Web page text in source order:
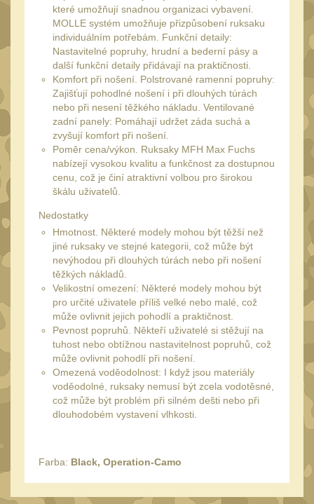
Adaptéry a risery 40
Boční montáže11
Montáže pro optiku 179
1" Picatinny
1" Dovetail 13
30mm Picatinny47
30mm Dovetail
34mm31
Montáže pre kolimátory
Ostatní13
Montáže na hlaveň
Montáže pro svítilny 18
Předpažbí56
Pre AK11
Pre M4/AR15
Ostatní 14
které umožňují snadnou organizaci vybavení.
MOLLE systém umožňuje přizpůsobení ruksaku
individuálním potřebám. Funkční detaily:
Nastavitelné popruhy, hrudní a bederní pásy a
další funkční detaily přidávají na praktičnosti.
Komfort při nošení. Polstrované ramenní popruhy:
Zajišťují pohodlné nošení i při dlouhých túrách
nebo při nesení těžkého nákladu. Ventilované
zadní panely: Pomáhají udržet záda suchá a
zvyšují komfort při nošení.
Poměr cena/výkon. Ruksaky MFH Max Fuchs
nabízejí vysokou kvalitu a funkčnost za dostupnou
cenu, což je činí atraktivní volbou pro širokou
škálu uživatelů.
Nedostatky
Hmotnost. Některé modely mohou být těžší než
jiné ruksaky ve stejné kategorii, což může být
nevýhodou při dlouhých túrách nebo při nošení
těžkých nákladů.
Velikostní omezení: Některé modely mohou být
pro určité uživatele příliš velké nebo malé, což
může ovlivnit jejich pohodlí a praktičnost.
Pevnost popruhů. Někteří uživatelé si stěžují na
tuhost nebo obtížnou nastavitelnost popruhů, což
může ovlivnit pohodlí při nošení.
Omezená voděodolnost: I když jsou materiály
voděodolné, ruksaky nemusí být zcela vodotěsné,
což může být problém při silném dešti nebo při
dlouhodobém vystavení vlhkosti.
Farba: Black, Operation-Camo